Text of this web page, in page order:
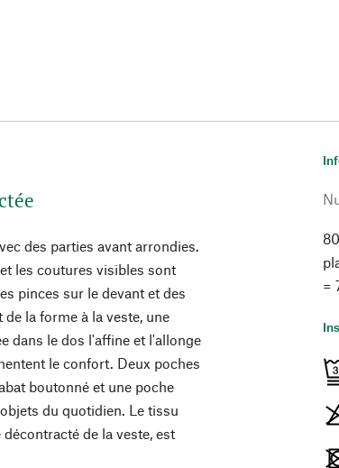
des parties avant arrondies.
les coutures visibles sont
pinces sur le devant et des
la forme à la veste, une
dans le dos l'affine et l'allonge
le confort. Deux poches
boutonné et une poche
du quotidien. Le tissu
de la veste, est
=